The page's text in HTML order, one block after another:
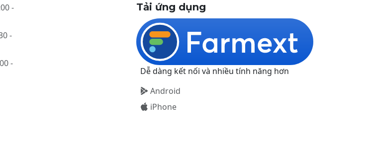
-
-
-
Tải ứng dụng
Dễ dàng kết nối và nhiều tính năng hơn
Android
iPhone